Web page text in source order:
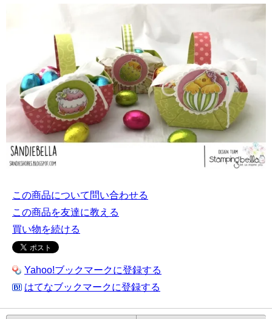
この商品について問い合わせる
この商品を友達に教える
買い物を続ける
Yahoo!ブックマークに登録する
はてなブックマークに登録する